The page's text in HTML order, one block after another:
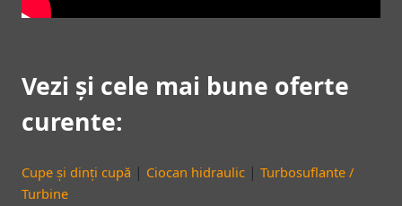
Vezi și cele mai bune oferte
curente:
Cupe și dinți cupă | Ciocan hidraulic | Turbosuflante /
Turbine